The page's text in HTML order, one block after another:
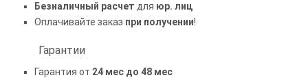
Безналичный расчет для юр. лиц
Оплачивайте заказ при получении!
Гарантии
Гарантия от 24 мес до 48 мес